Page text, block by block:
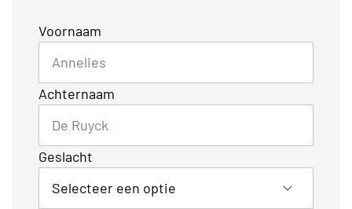
Voornaam
Achternaam
Geslacht